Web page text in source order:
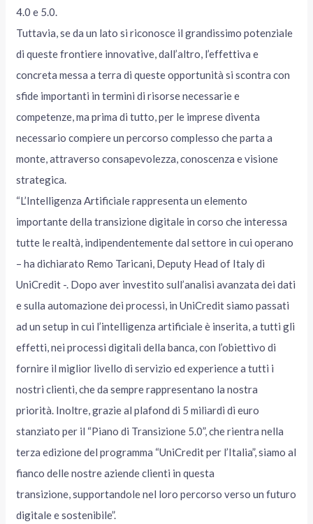
4.0 e 5.0.
Tuttavia, se da un lato si riconosce il grandissimo potenziale
di queste frontiere innovative, dall’altro, l’effettiva e
concreta messa a terra di queste opportunità si scontra con
sfide importanti in termini di risorse necessarie e
competenze, ma prima di tutto, per le imprese diventa
necessario compiere un percorso complesso che parta a
monte, attraverso consapevolezza, conoscenza e visione
strategica.
“L’Intelligenza Artificiale rappresenta un elemento
importante della transizione digitale in corso che interessa
tutte le realtà, indipendentemente dal settore in cui operano
– ha dichiarato Remo Taricani, Deputy Head of Italy di
UniCredit -. Dopo aver investito sull’analisi avanzata dei dati
e sulla automazione dei processi, in UniCredit siamo passati
ad un setup in cui l’intelligenza artificiale è inserita, a tutti gli
effetti, nei processi digitali della banca, con l’obiettivo di
fornire il miglior livello di servizio ed experience a tutti i
nostri clienti, che da sempre rappresentano la nostra
priorità. Inoltre, grazie al plafond di 5 miliardi di euro
stanziato per il “Piano di Transizione 5.0”, che rientra nella
terza edizione del programma “UniCredit per l’Italia”, siamo al
fianco delle nostre aziende clienti in questa
transizione, supportandole nel loro percorso verso un futuro
digitale e sostenibile”.